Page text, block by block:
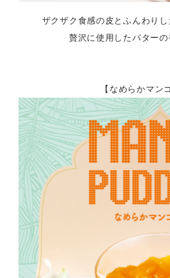
ザクザク食感の皮とふんわり
贅沢に使用したバターの
【なめらかマン